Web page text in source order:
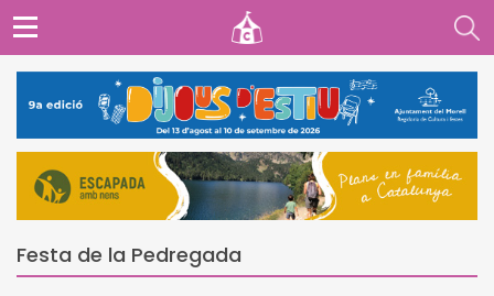
Festa de la Pedregada